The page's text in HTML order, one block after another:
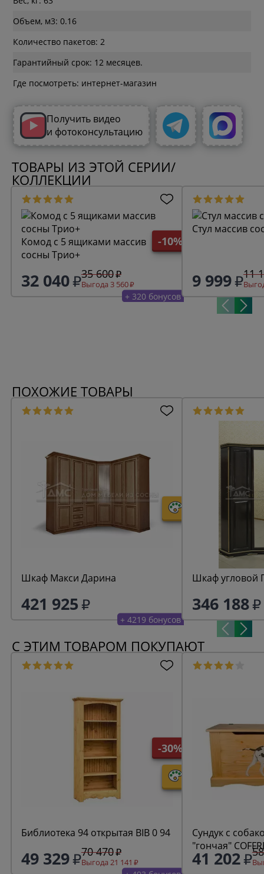
Объем, м3: 0.16
Количество пакетов: 2
Гарантийный срок: 12 месяцев.
Где посмотреть: интернет-магазин
Получить видео
и фотоконсультацию
ТОВАРЫ ИЗ ЭТОЙ СЕРИИ/
КОЛЛЕКЦИИ
-10%
Комод с 5 ящиками массив
сосны Трио+
32 040 35 600
Выгода 3 560
+ 320 бонусов
Стул массив
9 999 11
ПОХОЖИЕ ТОВАРЫ
Шкаф Макси Дарина
421 925
+ 4219 бонусов
Шкаф угловой
346 188
С ЭТИМ ТОВАРОМ ПОКУПАЮТ
-30%
Библиотека 94 открытая BIB 0 94
49 329 70 470
Выгода 21 141
Сундук с
"гончая"
41 202